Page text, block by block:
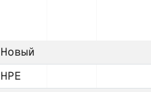
Новый
HPE